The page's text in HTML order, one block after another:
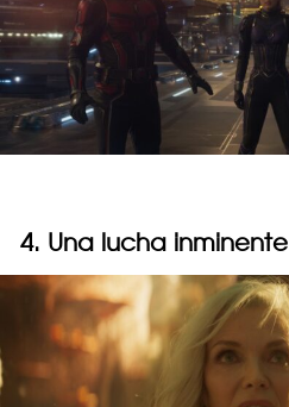
4. Una lucha inminente